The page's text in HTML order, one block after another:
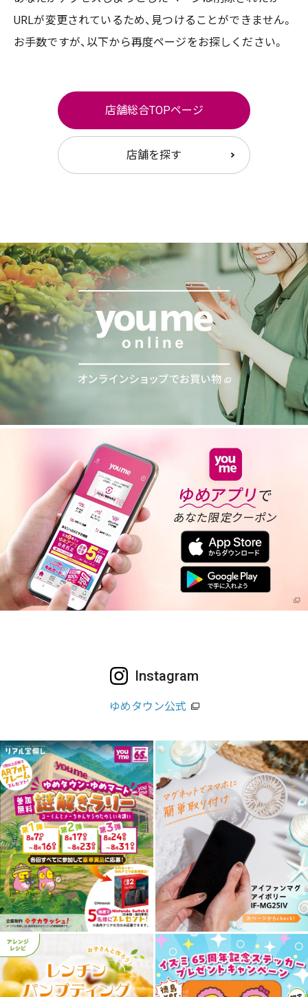
URLが変更されているため、 見つけることができません。
お手数ですが、以下から再度ページをお探しください。
店舗総合TOPページ
店舗を探す
Instagram
ゆめタウン公式